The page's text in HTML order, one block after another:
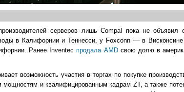
серверов лишь Compal пока не объявил
в Калифорнии и Теннесси, у Foxconn — в
Ранее Inventecпродала AMDсвою долю в
возможность участия в торгах по покупке
и квалифицированным кадрам ZT, а также